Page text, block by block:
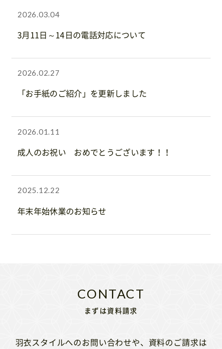
2026.03.04
3月11日～14日の電話対応について
2026.02.27
「お手紙のご紹介」を更新しました
2026.01.11
成人のお祝い おめでとうございます！！
2025.12.22
年末年始休業のお知らせ
まずは資料請求
羽衣スタイルへのお問い合わせや、資料のご請求は